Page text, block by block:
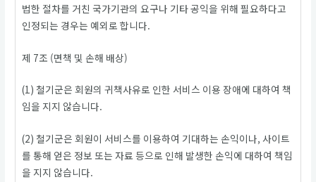
법한 절차를 거친 국가기관의 요구나 기타 공익을 위해 필요하다고
인정되는 경우는 예외로 합니다.
제 7조 (면책 및 손해 배상)
(1) 철기군은 회원의 귀책사유로 인한 서비스 이용 장애에 대하여 책
임을 지지 않습니다.
(2) 철기군은 회원이 서비스를 이용하여 기대하는 손익이나, 사이트
를 통해 얻은 정보 또는 자료 등으로 인해 발생한 손익에 대하여 책임
을 지지 않습니다.